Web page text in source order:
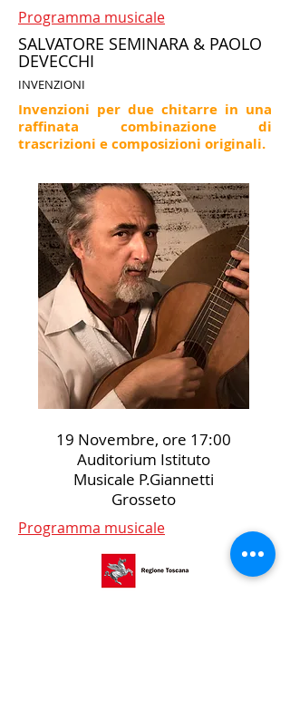
Programma musicale
SALVATORE SEMINARA & PAOLO
DEVECCHI
INVENZIONI
Invenzioni per due chitarre in una
raffinata combinazione di
trascrizioni e composizioni originali.
19 Novembre, ore 17:00
Auditorium Istituto
Musicale P.Giannetti
Grosseto
Programma musicale